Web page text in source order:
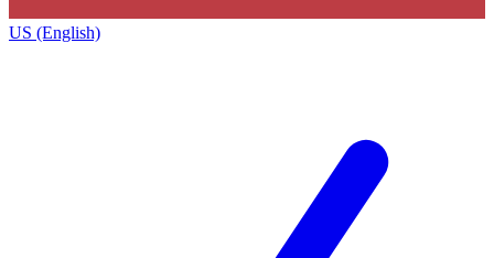
US (English)